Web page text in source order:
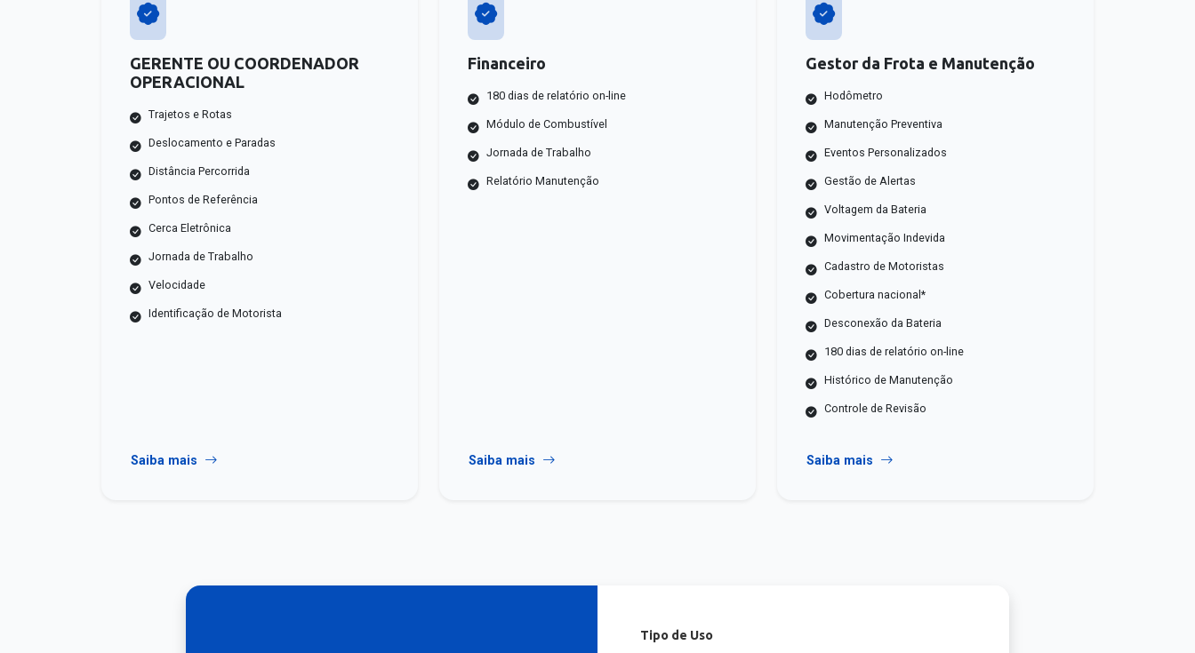
GERENTE OU COORDENADOR
OPERACIONAL
Trajetos e Rotas
Deslocamento e Paradas
Distância Percorrida
Pontos de Referência
Cerca Eletrônica
Jornada de Trabalho
Velocidade
Identificação de Motorista
Saiba mais
Financeiro
180 dias de relatório on-line
Módulo de Combustível
Jornada de Trabalho
Relatório Manutenção
Saiba mais
Gestor da Frota e Manutenção
Hodômetro
Manutenção Preventiva
Eventos Personalizados
Gestão de Alertas
Voltagem da Bateria
Movimentação Indevida
Cadastro de Motoristas
Cobertura nacional*
Desconexão da Bateria
180 dias de relatório on-line
Histórico de Manutenção
Controle de Revisão
Saiba mais
Tipo de Uso